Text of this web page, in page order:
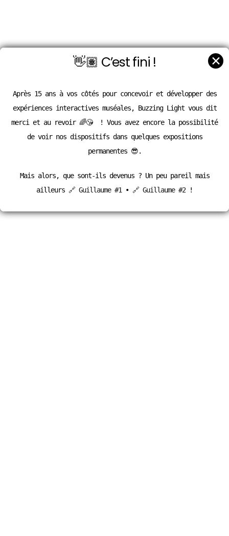
👋🏽 C’est fini ! ✕
Après 15 ans à vos côtés pour concevoir et développer des
expériences interactives muséales, Buzzing Light vous dit
merci et au revoir 🌈😘 ! Vous avez encore la possibilité
de voir nos dispositifs dans quelques expositions
permanentes 😎.
Mais alors, que sont-ils devenus ? Un peu pareil mais
ailleurs 🔗 Guillaume #1 • 🔗 Guillaume #2 !